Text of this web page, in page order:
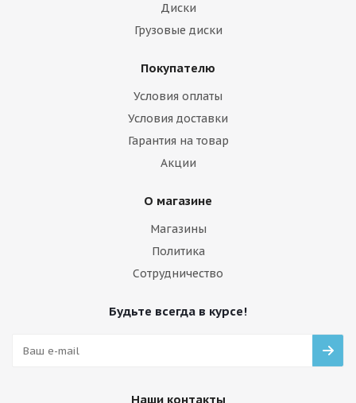
Диски
Грузовые диски
Покупателю
Условия оплаты
Условия доставки
Гарантия на товар
Акции
О магазине
Магазины
Политика
Сотрудничество
Будьте всегда в курсе!
Наши контакты